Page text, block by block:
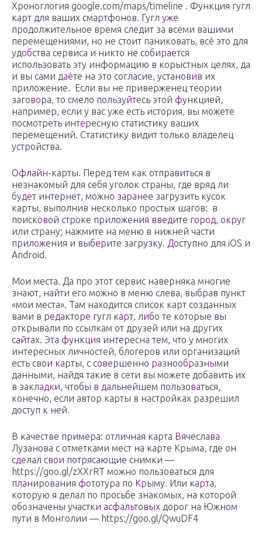
Хроноглогия google.com/maps/timeline . Функция гугл
карт для ваших смартфонов. Гугл уже
продолжительное время следит за всеми вашими
перемещениями, но не стоит паниковать, всё это для
удобства сервиса и никто не собирается
использовать эту информацию в корыстных целях, да
и вы сами даёте на это согласие, установив их
приложение. Если вы не приверженец теории
заговора, то смело пользуйтесь этой функцией,
например, если у вас уже есть история, вы можете
посмотреть интересную статистику ваших
перемещений. Статистику видит только владелец
устройства.
Офлайн-карты. Перед тем как отправиться в
незнакомый для себя уголок страны, где вряд ли
будет интернет, можно заранее загрузить кусок
карты, выполнив несколько простых шагов: в
поисковой строке приложения введите город, округ
или страну; нажмите на меню в нижней части
приложения и выберите загрузку. Доступно для iOS и
Android.
Мои места. Да про этот сервис наверняка многие
знают, найти его можно в меню слева, выбрав пункт
«мои места». Там находится список карт созданных
вами в редакторе гугл карт, либо те которые вы
открывали по ссылкам от друзей или на других
сайтах. Эта функция интересна тем, что у многих
интересных личностей, блогеров или организаций
есть свои карты, с совершенно разнообразными
данными, найдя такие в сети вы можете добавить их
в закладки, чтобы в дальнейшем пользоваться,
конечно, если автор карты в настройках разрешил
доступ к ней.
В качестве примера: отличная карта Вячеслава
Лузанова с отметками мест на карте Крыма, где он
сделал свои потрясающие снимки —
https://goo.gl/zXXrRT можно пользоваться для
планирования фототура по Крыму. Или карта,
которую я делал по просьбе знакомых, на которой
обозначены участки асфальтовых дорог на Южном
пути в Монголии — https://goo.gl/QwuDF4